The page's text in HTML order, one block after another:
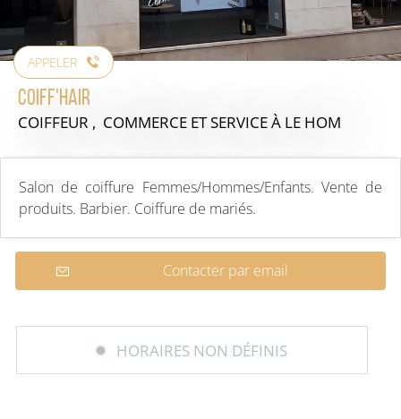
APPELER
Coiff'Hair
COIFFEUR , COMMERCE ET SERVICEÀ LE HOM
Salon de coiffure Femmes/Hommes/Enfants. Vente de
produits. Barbier. Coiffure de mariés.
Contacter par email
HORAIRES NON DÉFINIS